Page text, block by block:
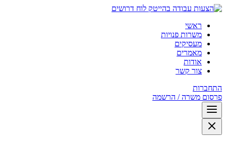
לוח דרושים
ראשי
משרות פנויות
מעסיקים
מאמרים
אודות
צור קשר
התחברות
פרסום משרה / הרשמה